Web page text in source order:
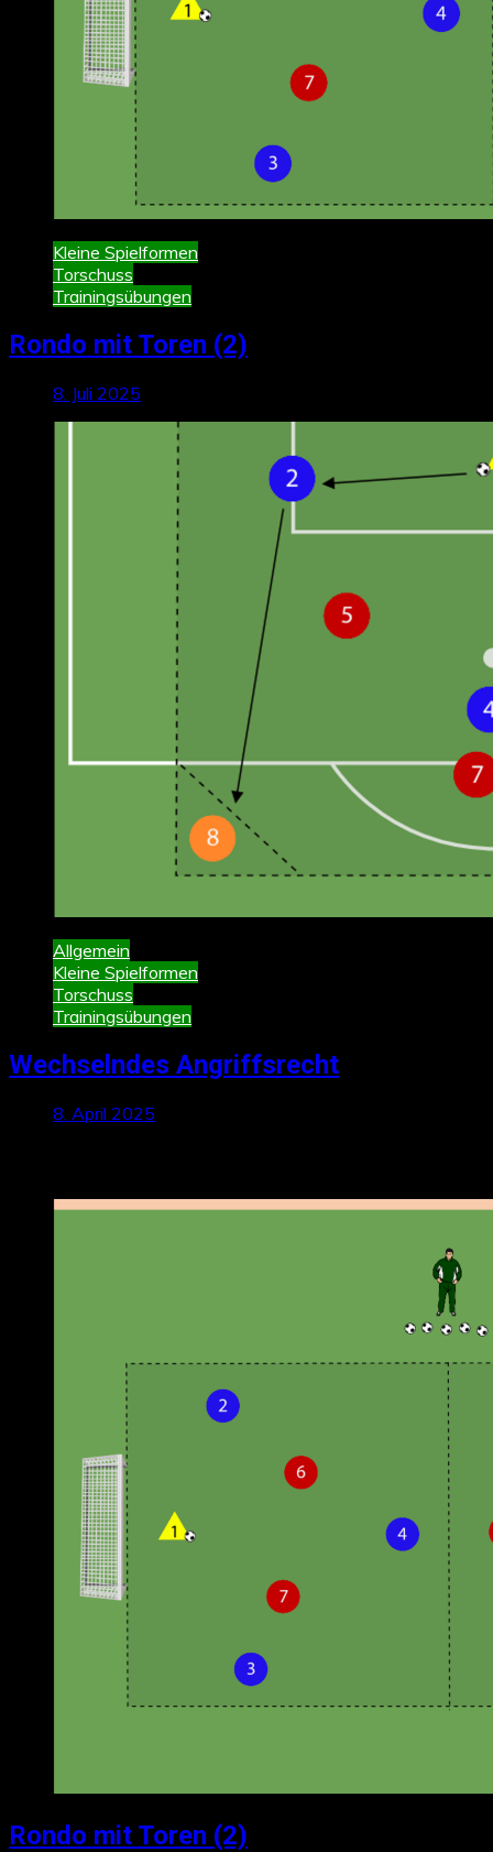
Kleine Spielformen
Torschuss
Trainingsübungen
Rondo mit Toren (2)
8. Juli 2025
Allgemein
Kleine Spielformen
Torschuss
Trainingsübungen
Wechselndes Angriffsrecht
8. April 2025
Rondo mit Toren (2)